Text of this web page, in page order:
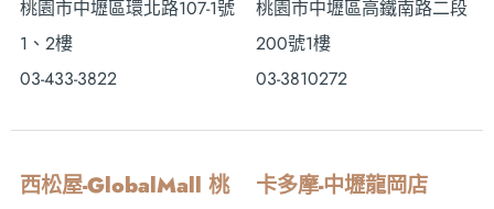
桃園市中壢區環北路107-1號
1、2樓
03-433-3822
桃園市中壢區高鐵南路二段
200號1樓
03-3810272
西松屋-GlobalMall 桃
卡多摩-中壢龍岡店